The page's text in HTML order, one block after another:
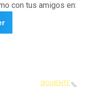
con tus amigos en:
SIGUIENTE